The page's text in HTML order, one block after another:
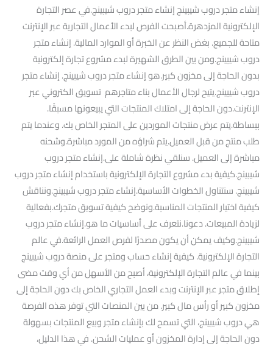
إنشاء متجر دروب شيبينج إنشاء متجر دروب شيبينج.في عصر التجارة
الإلكترونية المزدهرة.أصبحت الفرص لبدء الأعمال التجارية عبر الإنترنت
متاحة للجميع. بغض النظر عن الخبرة أو الموارد المالية. إنشاء متجر
دروب شيبينج.ومن بين الطرق الشهيرة لبدء مشروع تجارة إلكترونية
بدون الحاجة إلى مخزون كبير.هو إنشاء متجر دروب شيبينج. إنشاء متجر
دروب شيبينج.يتيح لرجال الأعمال بناء متاجرهم تسويق الكتروني عبر
الإنترنت.دون الحاجة إلى امتلاك المنتجات التي يبيعونها مسبقًا.
ببساطة.يتم عرض منتجات الموردين على المتجر الخاص بك. وعندما يتم
طلب منتج من قبل العميل.يتم شراؤه من المورد مباشرة.وشحنه
مباشرة إلى العميل. سنلقي نظرة شاملة على.إنشاء متجر دروب
شيبينج.كيفية بدء مشروع التجارة الإلكترونية باستخدام إنشاء متجر دروب
شيبينج. سنتناول الخطوات الأساسية.إنشاء متجر دروب شيبينج.ونناقش
كيفية اختيار المنتجات المناسبة.ونوضح كيفية تسويق متجرك.بفعالية
لزيادة المبيعات. دعونا.نتعرف على أساسيات ما هو.إنشاء متجر دروب
شيبينج.وكيف يمكن أن يكون مصدرًا لفرص العمل الرائعة.في عالم
التجارة الإلكترونية. كيفية إنشاء حساب ومتجر على منصة دروب شيبينج
بينما في عالم التجارة الإلكترونية، أصبح من الأسهل من أي وقت مضى
إطلاق متجر عبر الإنترنت وبدء العمل التجاري الخاص بك دون الحاجة إلى
مخزون كبير أو رأس مال كبير. من بين المنصات التي توفر هذه الفرصة
هي دروب شيبينج، التي تسمح لك بإنشاء متجر وبيع المنتجات بسهولة
دون الحاجة إلى إدارة المخزون أو عمليات الشحن. في هذا الدليل،